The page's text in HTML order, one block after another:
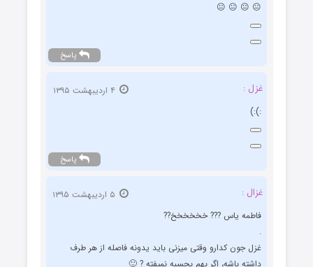
😐 😐 😐 😐
پاسخ
غزل :
۴ اردیبهشت ۱۳۹۵
:):)
پاسخ
غزال :
فاطمه یاس ??? خخخخخخ??
.
غزل جون کدارو وقتی میزنی باید یدونه فاصله از هر طرف
داشته باشه، اگر بهم بچسبه نمیفته ? 🙂